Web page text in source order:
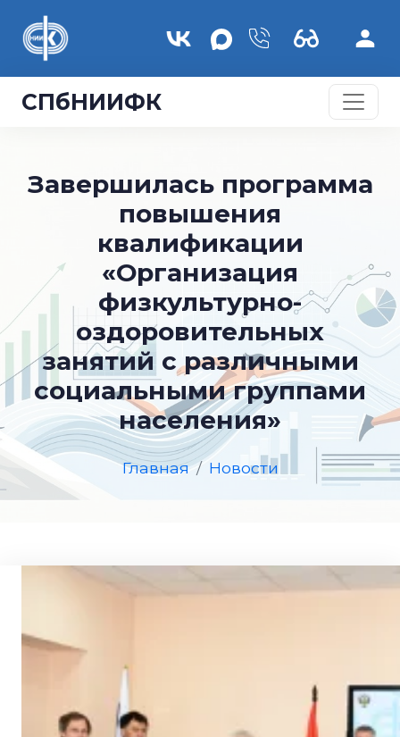
СПбНИИФК
Завершилась программа
повышения
квалификации
«Организация
физкультурно-
оздоровительных
занятий с различными
социальными группами
населения»
Главная Новости